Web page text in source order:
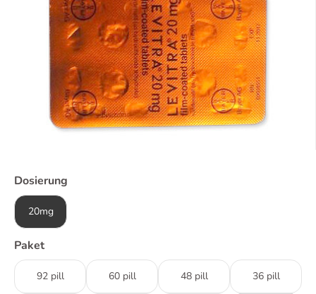
Dosierung
20mg
Paket
92 pill 60 pill 48 pill 36 pill